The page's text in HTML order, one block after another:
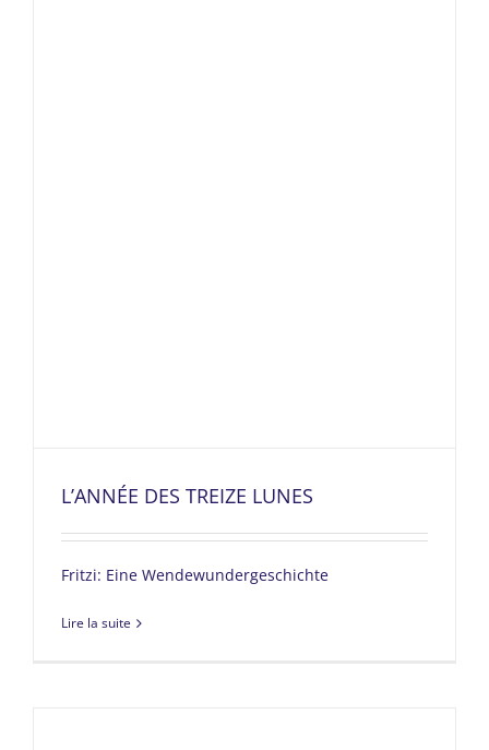
L’ANNÉE DES TREIZE LUNES
Fritzi: Eine Wendewundergeschichte
Lire la suite